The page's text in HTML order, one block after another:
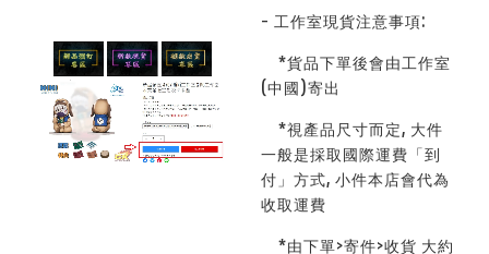
- 工作室現貨注意事項:
*貨品下單後會由工作室
(中國)寄出
*視產品尺寸而定, 大件
一般是採取國際運費「到
付」方式, 小件本店會代為
收取運費
*由下單>寄件>收貨 大約